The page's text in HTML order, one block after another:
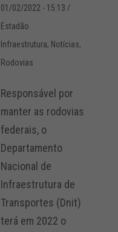
01/02/2022 - 15:13 /
Estadão
Infraestrutura, Notícias,
Rodovias
Responsável por
manter as rodovias
federais, o
Departamento
Nacional de
Infraestrutura de
Transportes (Dnit)
terá em 2022 o